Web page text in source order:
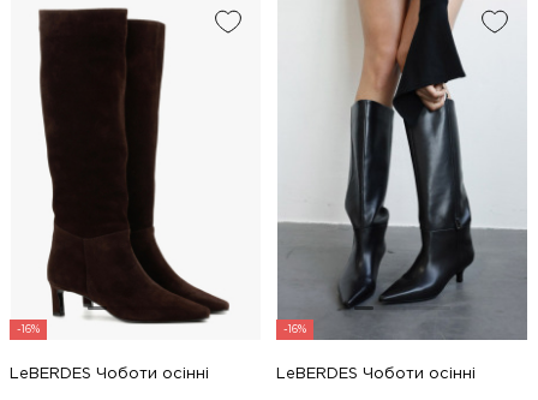
-16%
LeBERDES Чоботи осінні
-16%
LeBERDES Чоботи осінні